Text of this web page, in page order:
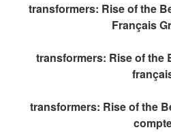
transformers: Rise of the
Français
transformers: Rise of the
transformers: Rise of the